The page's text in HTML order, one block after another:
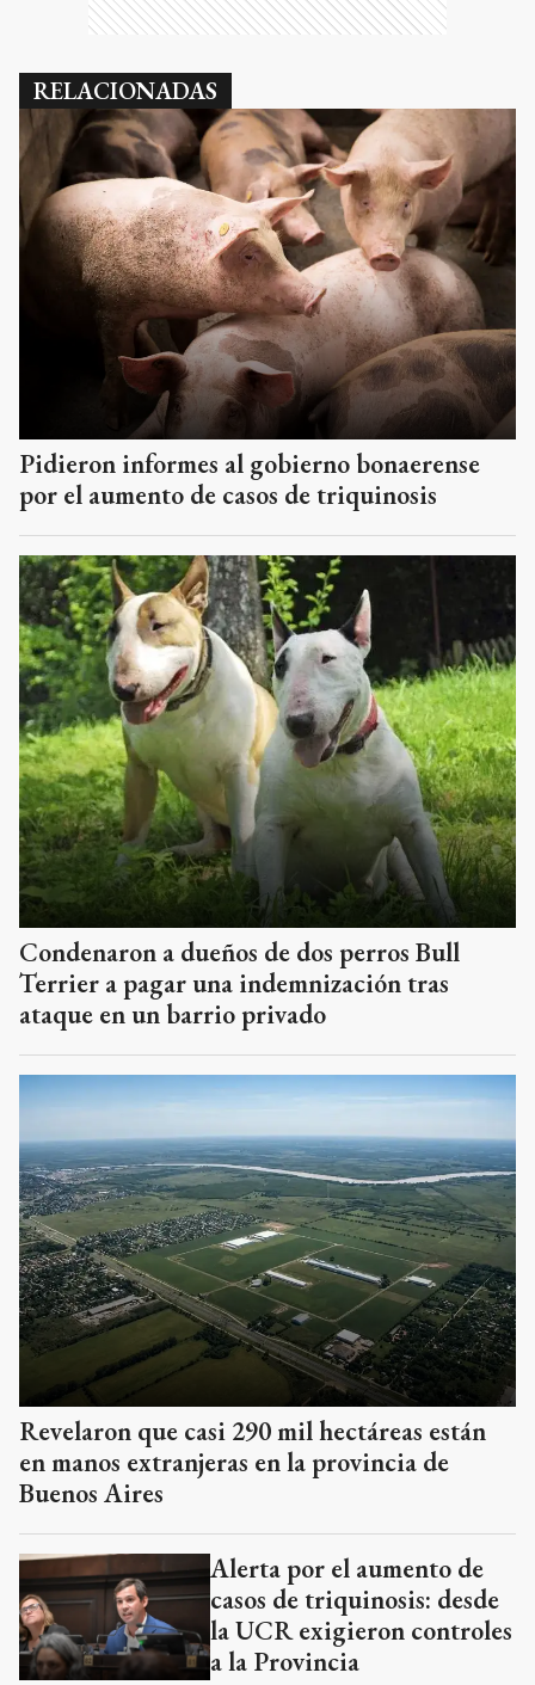
RELACIONADAS
Pidieron informes al gobierno bonaerense
por el aumento de casos de triquinosis
Condenaron a dueños de dos perros Bull
Terrier a pagar una indemnización tras
ataque en un barrio privado
Revelaron que casi 290 mil hectáreas están
en manos extranjeras en la provincia de
Buenos Aires
Alerta por el aumento de
casos de triquinosis: desde
la UCR exigieron controles
a la Provincia